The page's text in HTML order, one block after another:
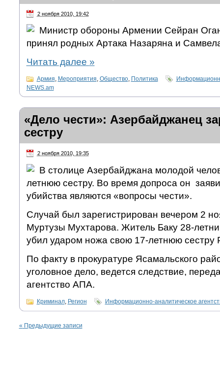
2 ноября 2010, 19:42
Министр обороны Армении Сейран
принял родных Артака Назаряна и
Читать далее »
Армия, Мероприятия, Общество, Политика
NEWS.am
«Дело чести»: Азербайджанец
сестру
2 ноября 2010, 19:35
В столице Азербайджана молодой
летнюю сестру. Во время допроса он
убийства являются «вопросы чести».
Случай был зарегистрирован вечером 2
Муртузы Мухтарова. Житель Баку 28-
убил ударом ножа свою 17-летнюю
По факту в прокуратуре Ясамальского
уголовное дело, ведется следствие,
агентство АПА.
Криминал, Регион Информационно-аналитическое
« Предыдущие записи